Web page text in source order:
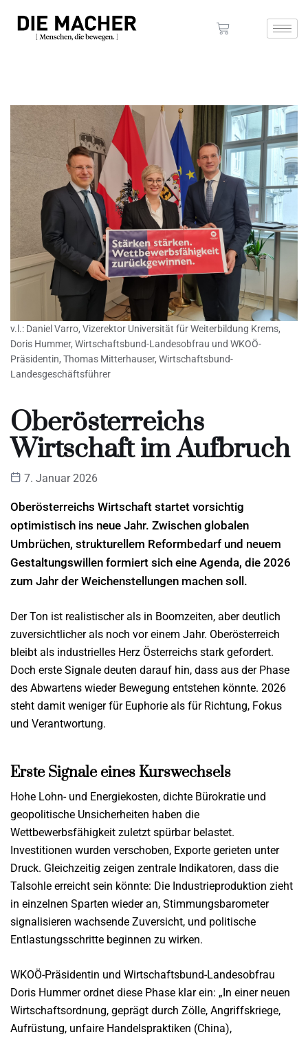
v.l.: Daniel Varro, Vizerektor Universität für Weiterbildung Krems,
Doris Hummer, Wirtschaftsbund-Landesobfrau und WKOÖ-
Präsidentin, Thomas Mitterhauser, Wirtschaftsbund-
Landesgeschäftsführer
Oberösterreichs
Wirtschaft im Aufbruch
7. Januar 2026
Oberösterreichs Wirtschaft startet vorsichtig
optimistisch ins neue Jahr. Zwischen globalen
Umbrüchen, strukturellem Reformbedarf und neuem
Gestaltungswillen formiert sich eine Agenda, die 2026
zum Jahr der Weichenstellungen machen soll.
Der Ton ist realistischer als in Boomzeiten, aber deutlich
zuversichtlicher als noch vor einem Jahr. Oberösterreich
bleibt als industrielles Herz Österreichs stark gefordert.
Doch erste Signale deuten darauf hin, dass aus der Phase
des Abwartens wieder Bewegung entstehen könnte. 2026
steht damit weniger für Euphorie als für Richtung, Fokus
und Verantwortung.
Erste Signale eines Kurswechsels
Hohe Lohn- und Energiekosten, dichte Bürokratie und
geopolitische Unsicherheiten haben die
Wettbewerbsfähigkeit zuletzt spürbar belastet.
Investitionen wurden verschoben, Exporte gerieten unter
Druck. Gleichzeitig zeigen zentrale Indikatoren, dass die
Talsohle erreicht sein könnte: Die Industrieproduktion zieht
in einzelnen Sparten wieder an, Stimmungsbarometer
signalisieren wachsende Zuversicht, und politische
Entlastungsschritte beginnen zu wirken.
WKOÖ-Präsidentin und Wirtschaftsbund-Landesobfrau
Doris Hummer ordnet diese Phase klar ein: „In einer neuen
Wirtschaftsordnung, geprägt durch Zölle, Angriffskriege,
Aufrüstung, unfaire Handelspraktiken (China),